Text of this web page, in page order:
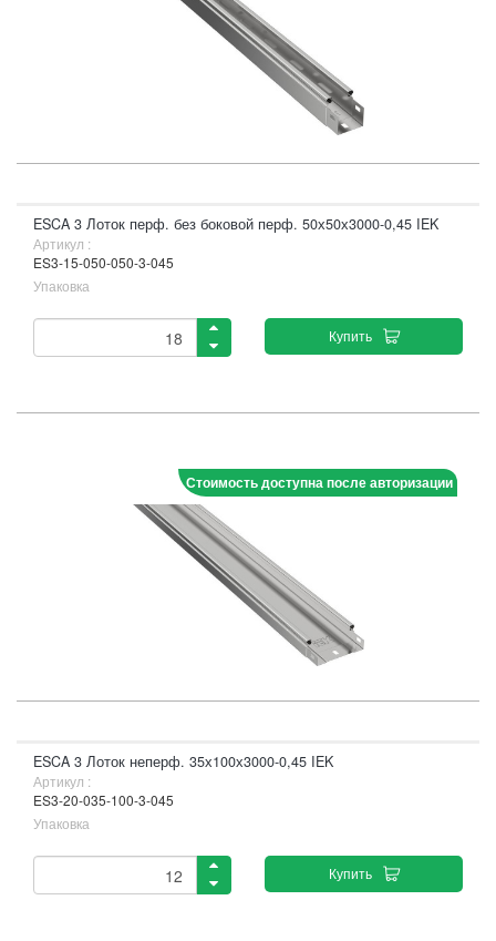
ESCA 3 Лоток перф. без боковой перф. 50х50х3000-0,45 IEK
Артикул :
ES3-15-050-050-3-045
Упаковка
Купить
Стоимость доступна после авторизации
ESCA 3 Лоток неперф. 35х100х3000-0,45 IEK
Артикул :
ES3-20-035-100-3-045
Упаковка
Купить